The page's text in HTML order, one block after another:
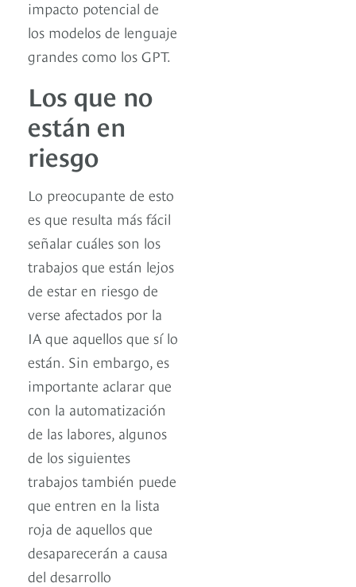
impacto potencial de
los modelos de lenguaje
grandes como los GPT.
Los que no
están en
riesgo
Lo preocupante de esto
es que resulta más fácil
señalar cuáles son los
trabajos que están lejos
de estar en riesgo de
verse afectados por la
IA que aquellos que sí lo
están. Sin embargo, es
importante aclarar que
con la automatización
de las labores, algunos
de los siguientes
trabajos también puede
que entren en la lista
roja de aquellos que
desaparecerán a causa
del desarrollo